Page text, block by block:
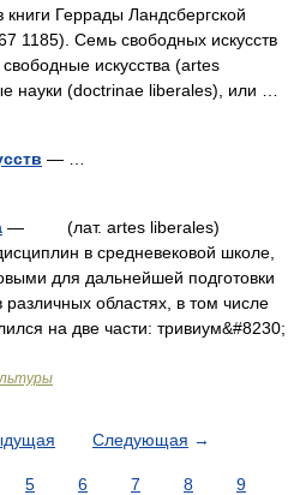
Геррады Ландсбергской
1185). Семь свободных искусств
искусства (artes
науки (doctrinae liberales), или …
— …
— (лат. artes liberales)
в средневековой школе,
для дальнейшей подготовки
областях, в том числе
на две части: тривиум&#8230;
Следующая →
5 6 7 8
9